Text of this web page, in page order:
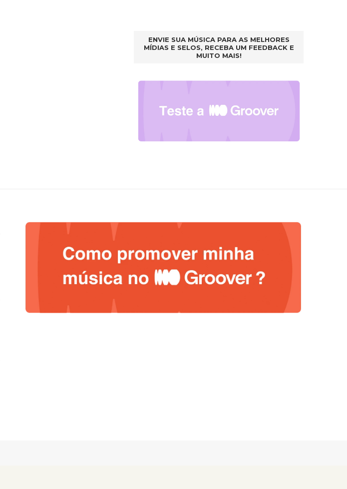
ENVIE SUA MÚSICA PARA AS MELHORES
MÍDIAS E SELOS, RECEBA UM FEEDBACK E
MUITO MAIS!